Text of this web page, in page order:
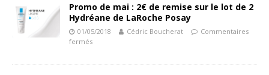
Promo de mai : 2€ de remise sur le lot de 2
Hydréane de LaRoche Posay
01/05/2018 Cédric Boucherat
Commentaires
fermés